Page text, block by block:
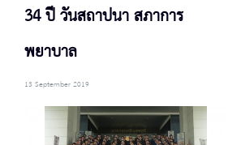
34 ปี วันสถาปนา สภาการ
พยาบาล
13 September 2019